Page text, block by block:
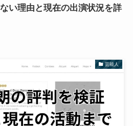
い理由と現在の出演状況を詳
芸能人